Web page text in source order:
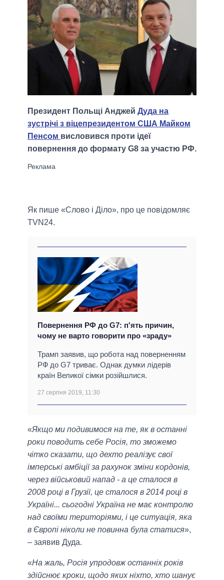
Президент Польщі Анджей Дуда на
зустрічі з віцепрезидентом США Майком
Пенсом висловився проти ідеї
повернення до формату G8 за участю РФ.
Як пише «Слово і Діло», про це повідомляє
TVN24.
Повернення РФ до G7: п'ять причин,
чому не варто говорити про «зраду»
Трамп заявив, що робота над поверненням
РФ до G7 триває. Однак думки лідерів
країн Великої сімки розійшлися.
27 серпня 2019, 11:30
«Якщо ми подивимося на те, як в останні
роки поводить себе Росія, то зможемо
чітко сказати, що дехто реалізує свої
імперські амбіції за рахунок зміни кордонів,
через військовий напад - а це сталося в
2008 році в Грузії, це сталося в 2014 році в
Україні... сьогодні Україна не має контролю
над своїми територіями, і це ситуація, яка
в Європі ніколи не повинна була статися»,
– заявив Дуда.
«На жаль, Росія упродовж останніх років
здійснює кроки, щодо яких ніхто, хто шанує